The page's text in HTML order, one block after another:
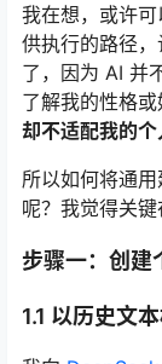
我在想，或许可
供执行的路径
了，因为 AI 并
了解我的性格
却不适配我的
所以如何将通
呢？我觉得关键
步骤一：创建
1.1 以历史文